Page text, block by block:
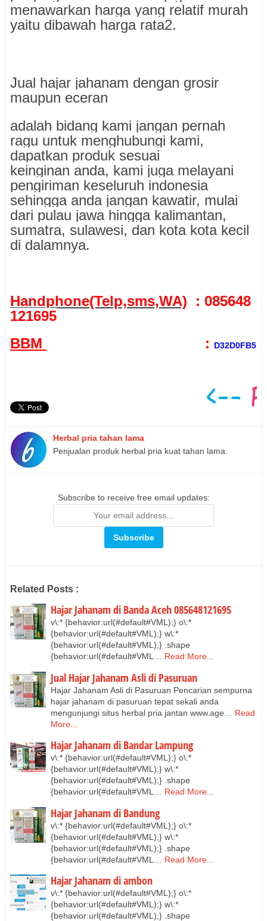
menawarkan harga yang relatif murah
yaitu dibawah harga rata2.
Jual hajar jahanam dengan grosir
maupun eceran
adalah bidang kami jangan pernah
ragu untuk menghubungi kami,
dapatkan produk sesuai
keinginan anda, kami juga melayani
pengiriman keseluruh indonesia
sehingga anda jangan kawatir, mulai
dari pulau jawa hingga kalimantan,
sumatra, sulawesi, dan kota kota kecil
di dalamnya.
Handphone(Telp,sms,WA) : 085648
121695
BBM
: D32D0FB5
Herbal pria tahan lama
Penjualan produk herbal pria kuat tahan lama.
Subscribe to receive free email updates:
Related Posts :
Hajar Jahanam di Banda Aceh 085648121695
v\:* {behavior:url(#default#VML);} o\:*
{behavior:url(#default#VML);} w\:*
{behavior:url(#default#VML);} .shape
{behavior:url(#default#VML…
Read More...
Jual Hajar Jahanam Asli di Pasuruan
Hajar Jahanam Asli di Pasuruan Pencarian sempurna
hajar jahanam di pasuruan tepat sekali anda
mengunjungi situs herbal pria jantan www.age…
Read
More...
Hajar Jahanam di Bandar Lampung
v\:* {behavior:url(#default#VML);} o\:*
{behavior:url(#default#VML);} w\:*
{behavior:url(#default#VML);} .shape
{behavior:url(#default#VML…
Read More...
Hajar Jahanam di Bandung
v\:* {behavior:url(#default#VML);} o\:*
{behavior:url(#default#VML);} w\:*
{behavior:url(#default#VML);} .shape
{behavior:url(#default#VML…
Read More...
Hajar Jahanam di ambon
v\:* {behavior:url(#default#VML);} o\:*
{behavior:url(#default#VML);} w\:*
{behavior:url(#default#VML);} .shape